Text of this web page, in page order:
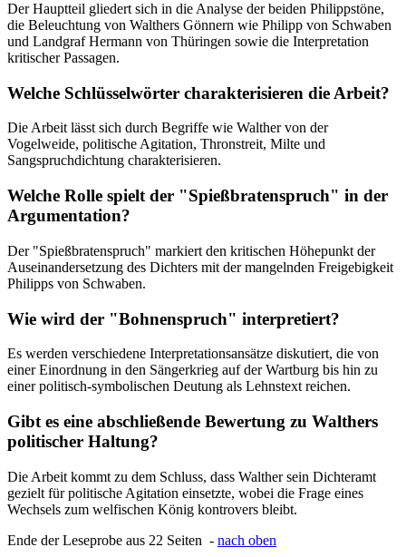
Der Hauptteil gliedert sich in die Analyse der beiden Philippstöne,
die Beleuchtung von Walthers Gönnern wie Philipp von Schwaben
und Landgraf Hermann von Thüringen sowie die Interpretation
kritischer Passagen.
Welche Schlüsselwörter charakterisieren die Arbeit?
Die Arbeit lässt sich durch Begriffe wie Walther von der
Vogelweide, politische Agitation, Thronstreit, Milte und
Sangspruchdichtung charakterisieren.
Welche Rolle spielt der "Spießbratenspruch" in der
Argumentation?
Der "Spießbratenspruch" markiert den kritischen Höhepunkt der
Auseinandersetzung des Dichters mit der mangelnden Freigebigkeit
Philipps von Schwaben.
Wie wird der "Bohnenspruch" interpretiert?
Es werden verschiedene Interpretationsansätze diskutiert, die von
einer Einordnung in den Sängerkrieg auf der Wartburg bis hin zu
einer politisch-symbolischen Deutung als Lehnstext reichen.
Gibt es eine abschließende Bewertung zu Walthers
politischer Haltung?
Die Arbeit kommt zu dem Schluss, dass Walther sein Dichteramt
gezielt für politische Agitation einsetzte, wobei die Frage eines
Wechsels zum welfischen König kontrovers bleibt.
Ende der Leseprobe aus 22 Seiten - nach oben